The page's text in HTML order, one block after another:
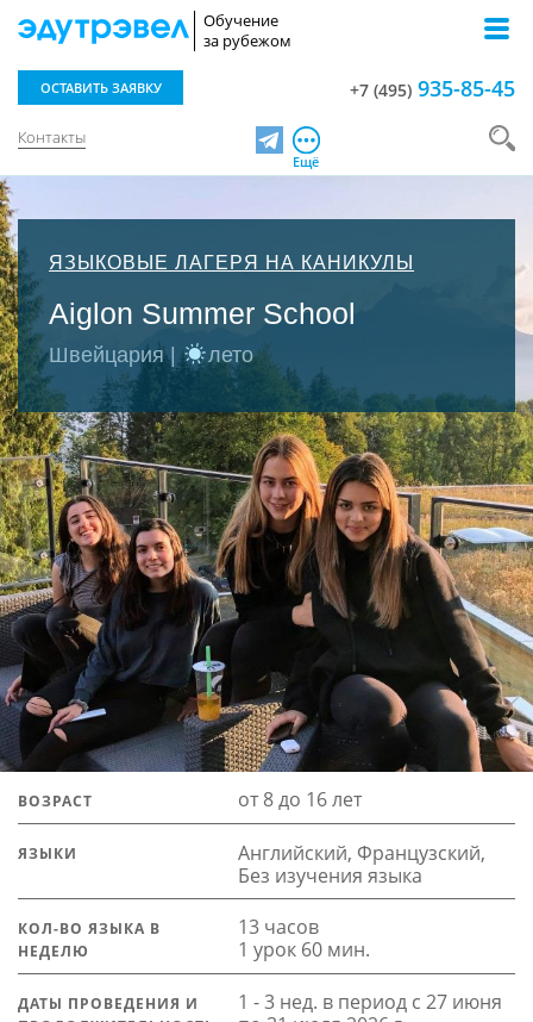
Обучение
за рубежом
Контакты
ОСТАВИТЬ ЗАЯВКУ +7 (495) 935-85-45
TelegramЕщё
ЯЗЫКОВЫЕ ЛАГЕРЯ НА КАНИКУЛЫ
Aiglon Summer School
Швейцария | лето
ВОЗРАСТ от 8 до 16 лет
ЯЗЫКИ
Английский, Французский,
Без изучения языка
КОЛ-ВО ЯЗЫКА В
НЕДЕЛЮ
13 часов
1 урок 60 мин.
ДАТЫ ПРОВЕДЕНИЯ И
1 - 3 нед. в период с 27 июня